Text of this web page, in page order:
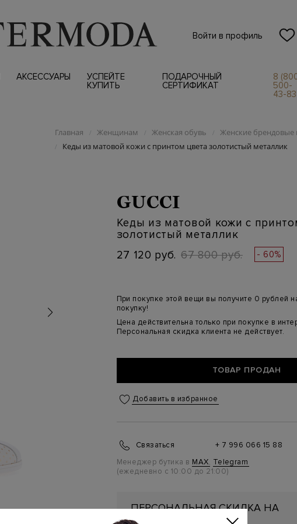
Войти в профиль
АКСЕССУАРЫ
УСПЕЙТЕ
КУПИТЬ
ПОДАРОЧНЫЙ
СЕРТИФИКАТ
8
500-
43-83
Главная / Женщинам / Женская обувь / Женские брендовые
/ Кеды из матовой кожи с принтом цвета золотистый металлик
GUCCI
Кеды из матовой кожи с
золотистый металлик
27 120 руб. 67 800 руб. - 60%
При покупке этой вещи вы получите 0 рублей
покупку!
Цена действительна только при покупке в
Персональная скидка клиента не действует.
ТОВАР ПРОДАН
Добавить в избранное
Связаться
+ 7 996 066 15 88
Менеджер бутика в MAX, Telegram
(ежедневно с 10:00 до 21:00)
ПЕРСОНАЛЬНАЯ СКИДКА НА
ПЕРВУЮ ПОКУПКУ